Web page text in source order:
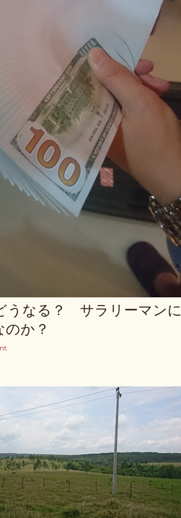
うなる？ サラリーマンに
か？